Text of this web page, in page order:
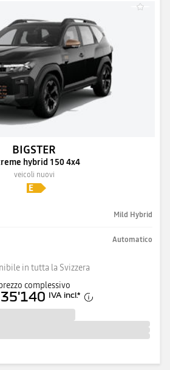
BIGSTER
hybrid 150 4x4
veicoli nuovi
Mild Hybrid
Automatico
in tutta la Svizzera
complessivo
35'140 IVA incl.*